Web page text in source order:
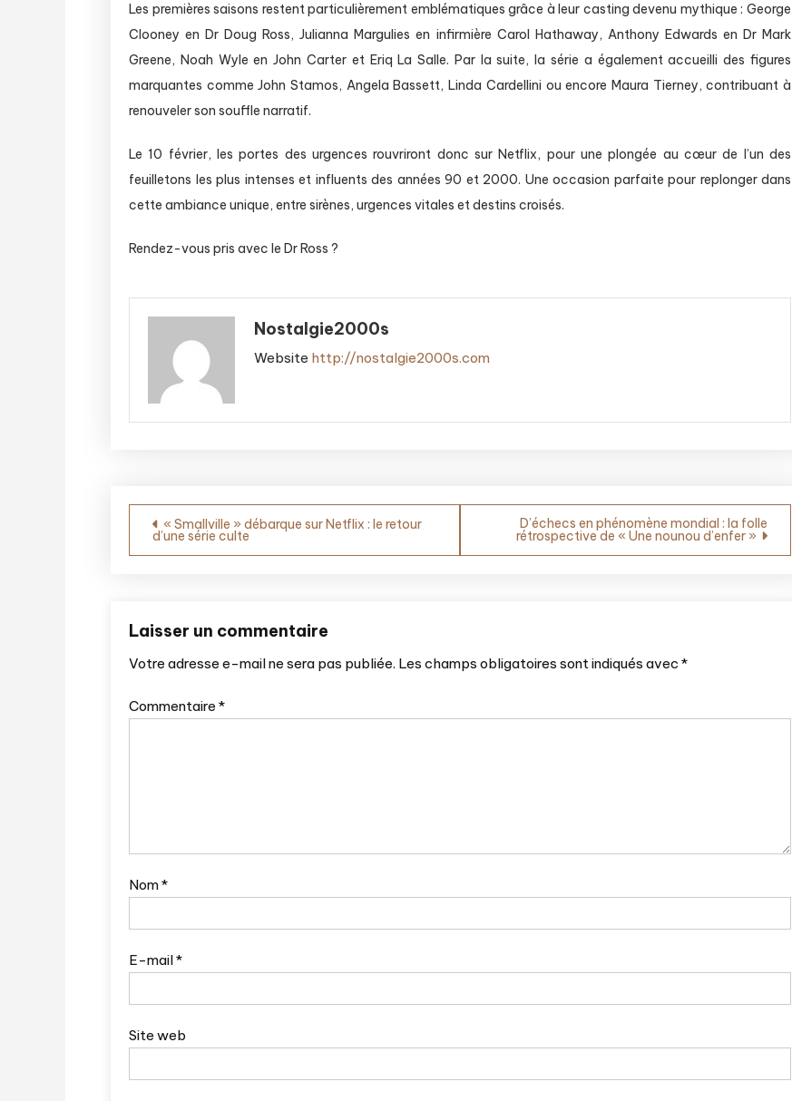
Les premières saisons restent particulièrement emblématiques grâce à leur casting devenu mythique : George
Clooney en Dr Doug Ross, Julianna Margulies en infirmière Carol Hathaway, Anthony Edwards en Dr Mark
Greene, Noah Wyle en John Carter et Eriq La Salle. Par la suite, la série a également accueilli des figures
marquantes comme John Stamos, Angela Bassett, Linda Cardellini ou encore Maura Tierney, contribuant à
renouveler son souffle narratif.
Le 10 février, les portes des urgences rouvriront donc sur Netflix, pour une plongée au cœur de l’un des
feuilletons les plus intenses et influents des années 90 et 2000. Une occasion parfaite pour replonger dans
cette ambiance unique, entre sirènes, urgences vitales et destins croisés.
Rendez-vous pris avec le Dr Ross ?
Nostalgie2000s
Website http://nostalgie2000s.com
Navigation
de
« Smallville » débarque sur Netflix : le retour
d’une série culte
D’échecs en phénomène mondial : la folle
rétrospective de « Une nounou d’enfer »
Laisser un commentaire
Votre adresse e-mail ne sera pas publiée. Les champs obligatoires sont indiqués avec *
Commentaire *
Nom*
E-mail*
Site web